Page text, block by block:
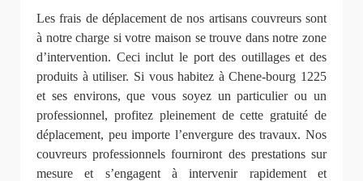
Les frais de déplacement de nos artisans couvreurs sont
à notre charge si votre maison se trouve dans notre zone
d’intervention. Ceci inclut le port des outillages et des
produits à utiliser. Si vous habitez à Chene-bourg 1225
et ses environs, que vous soyez un particulier ou un
professionnel, profitez pleinement de cette gratuité de
déplacement, peu importe l’envergure des travaux. Nos
couvreurs professionnels fourniront des prestations sur
mesure et s’engagent à intervenir rapidement et